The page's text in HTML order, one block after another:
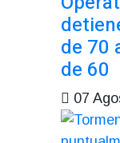
de 70
de 60
07